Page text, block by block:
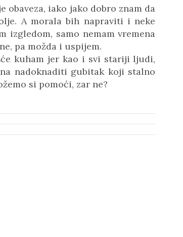
obaveza, iako jako dobro znam da
A morala bih napraviti i neke
izgledom, samo nemam vremena
pa možda i uspijem.
kuham jer kao i svi stariji ljudi,
nadoknaditi gubitak koji stalno
si pomoći, zar ne?